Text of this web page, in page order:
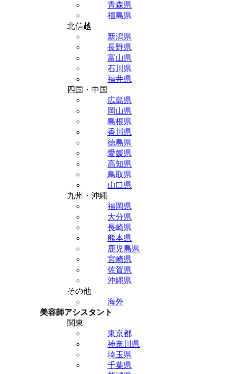
青森県
福島県
北信越
新潟県
長野県
富山県
石川県
福井県
四国・中国
広島県
岡山県
島根県
香川県
徳島県
愛媛県
高知県
鳥取県
山口県
九州・沖縄
福岡県
大分県
長崎県
熊本県
鹿児島県
宮崎県
佐賀県
沖縄県
その他
海外
美容師アシスタント
関東
東京都
神奈川県
埼玉県
千葉県